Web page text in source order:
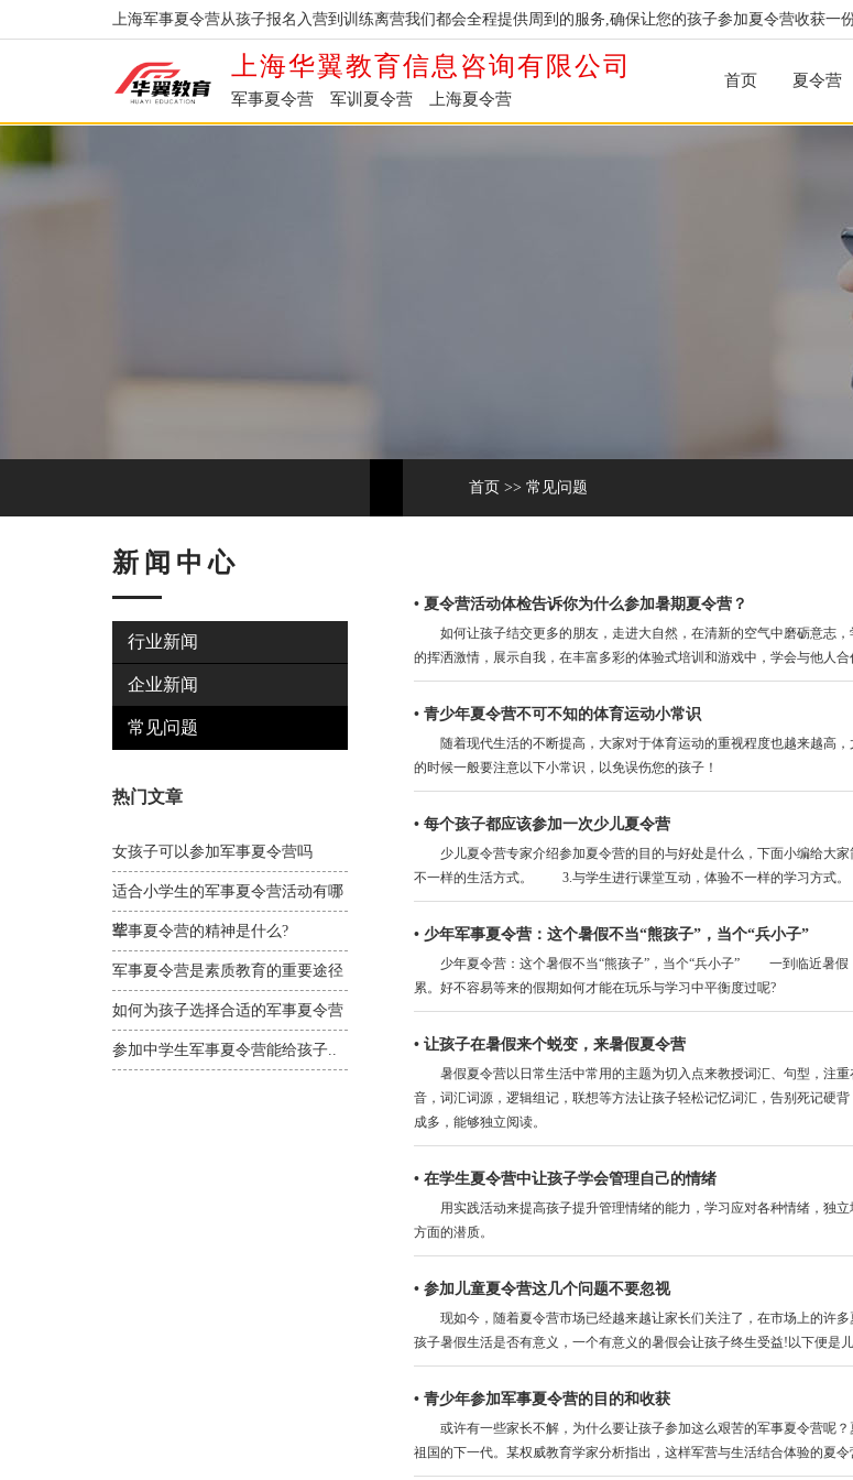
上海军事夏令营从孩子报名入营到训练离营我们都会全程提供周到的服务,确保让您的孩子参加夏令营收获一
上海华翼教育信息咨询有限公司
军事夏令营 军训夏令营 上海夏令营
首页 夏令营
首页 >> 常见问题
新闻中心
行业新闻
企业新闻
常见问题
热门文章
女孩子可以参加军事夏令营吗
适合小学生的军事夏令营活动有哪
些
军事夏令营的精神是什么?
军事夏令营是素质教育的重要途径
如何为孩子选择合适的军事夏令营
参加中学生军事夏令营能给孩子..
• 夏令营活动体检告诉你为什么参加暑期夏令营？
如何让孩子结交更多的朋友，走进大自然，在清新的空气中磨砺意志
的挥洒激情，展示自我，在丰富多彩的体验式培训和游戏中，学会与他人
• 青少年夏令营不可不知的体育运动小常识
随着现代生活的不断提高，大家对于体育运动的重视程度也越来越高，
的时候一般要注意以下小常识，以免误伤您的孩子！
• 每个孩子都应该参加一次少儿夏令营
少儿夏令营专家介绍参加夏令营的目的与好处是什么，下面小编给
不一样的生活方式。 3.与学生进行课堂互动，体验不一样的学习方式
• 少年军事夏令营：这个暑假不当“熊孩子”，当个“兵小子”
少年夏令营：这个暑假不当“熊孩子”，当个“兵小子” 一到临近暑假
累。好不容易等来的假期如何才能在玩乐与学习中平衡度过呢?
• 让孩子在暑假来个蜕变，来暑假夏令营
暑假夏令营以日常生活中常用的主题为切入点来教授词汇、句型，注重
音，词汇词源，逻辑组记，联想等方法让孩子轻松记忆词汇，告别死记硬
成多，能够独立阅读。
• 在学生夏令营中让孩子学会管理自己的情绪
用实践活动来提高孩子提升管理情绪的能力，学习应对各种情绪，独立
方面的潜质。
• 参加儿童夏令营这几个问题不要忽视
现如今，随着夏令营市场已经越来越让家长们关注了，在市场上的许多
孩子暑假生活是否有意义，一个有意义的暑假会让孩子终生受益!以下便是
• 青少年参加军事夏令营的目的和收获
或许有一些家长不解，为什么要让孩子参加这么艰苦的军事夏令营呢？
祖国的下一代。某权威教育学家分析指出，这样军营与生活结合体验的夏